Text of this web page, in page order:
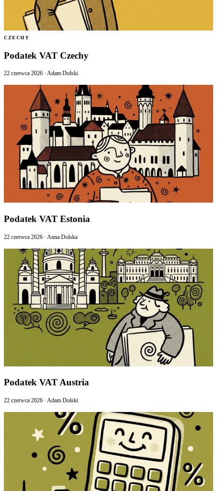
CZECHY
Podatek VAT Czechy
22 czerwca 2026 · Adam Dolski
Podatek VAT Estonia
22 czerwca 2026 · Anna Dolska
Podatek VAT Austria
22 czerwca 2026 · Adam Dolski